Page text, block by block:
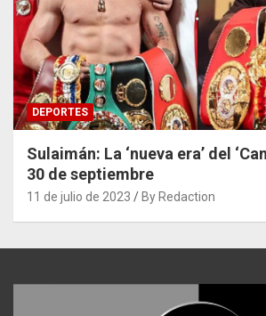
DEPORTES
Sulaimán: La ‘nueva era’ del
30 de septiembre
11 de julio de 2023 By Redaction